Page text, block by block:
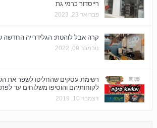
רייסדור כרמי גת
פברואר 23, 2023
קרה אבל לוהטת: הגלידרייה החדשה
נובמבר 09, 2022
רשימת עסקים שהחליטו לשפר את
לקוחותיהם והוסיפו משלוחים עד
דצמבר 10, 2019